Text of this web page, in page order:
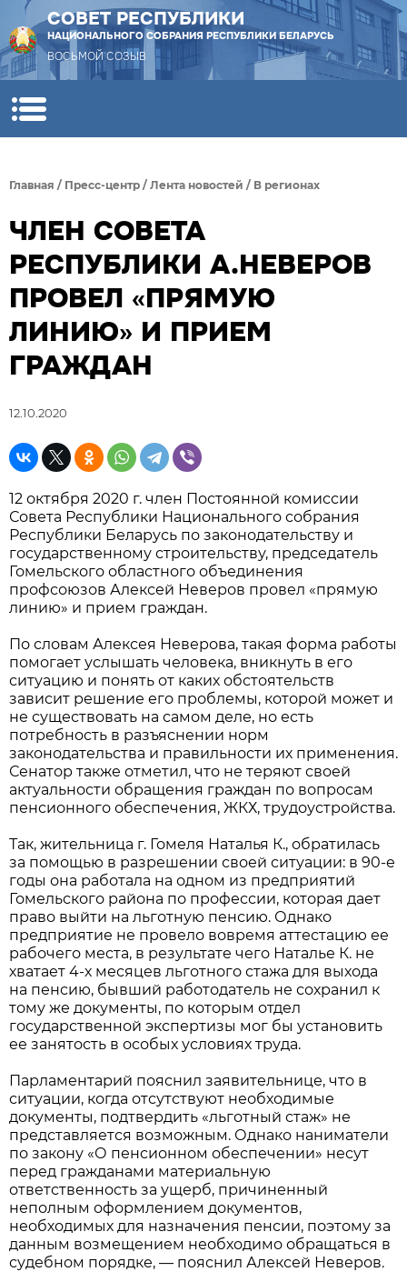
СОВЕТ РЕСПУБЛИКИ
НАЦИОНАЛЬНОГО СОБРАНИЯ РЕСПУБЛИКИ БЕЛАРУСЬ
ВОСЬМОЙ СОЗЫВ
Главная / Пресс-центр / Лента новостей / В регионах
ЧЛЕН СОВЕТА
РЕСПУБЛИКИ А.НЕВЕРОВ
ПРОВЕЛ «ПРЯМУЮ
ЛИНИЮ» И ПРИЕМ
ГРАЖДАН
12.10.2020
12 октября 2020 г. член Постоянной комиссии
Совета Республики Национального собрания
Республики Беларусь по законодательству и
государственному строительству, председатель
Гомельского областного объединения
профсоюзов Алексей Неверов провел «прямую
линию» и прием граждан.
По словам Алексея Неверова, такая форма работы
помогает услышать человека, вникнуть в его
ситуацию и понять от каких обстоятельств
зависит решение его проблемы, которой может и
не существовать на самом деле, но есть
потребность в разъяснении норм
законодательства и правильности их применения.
Сенатор также отметил, что не теряют своей
актуальности обращения граждан по вопросам
пенсионного обеспечения, ЖКХ, трудоустройства.
Так, жительница г. Гомеля Наталья К., обратилась
за помощью в разрешении своей ситуации: в 90-е
годы она работала на одном из предприятий
Гомельского района по профессии, которая дает
право выйти на льготную пенсию. Однако
предприятие не провело вовремя аттестацию ее
рабочего места, в результате чего Наталье К. не
хватает 4-х месяцев льготного стажа для выхода
на пенсию, бывший работодатель не сохранил к
тому же документы, по которым отдел
государственной экспертизы мог бы установить
ее занятость в особых условиях труда.
Парламентарий пояснил заявительнице, что в
ситуации, когда отсутствуют необходимые
документы, подтвердить «льготный стаж» не
представляется возможным. Однако наниматели
по закону «О пенсионном обеспечении» несут
перед гражданами материальную
ответственность за ущерб, причиненный
неполным оформлением документов,
необходимых для назначения пенсии, поэтому за
данным возмещением необходимо обращаться в
судебном порядке, — пояснил Алексей Неверов.